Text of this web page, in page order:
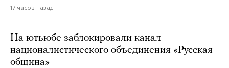
17 часов назад
На ютьюбе заблокировали канал
националистического объединения «Русская
община»